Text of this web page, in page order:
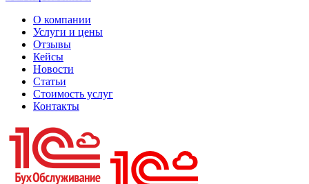
О компании
Услуги и цены
Отзывы
Кейсы
Новости
Статьи
Стоимость услуг
Контакты